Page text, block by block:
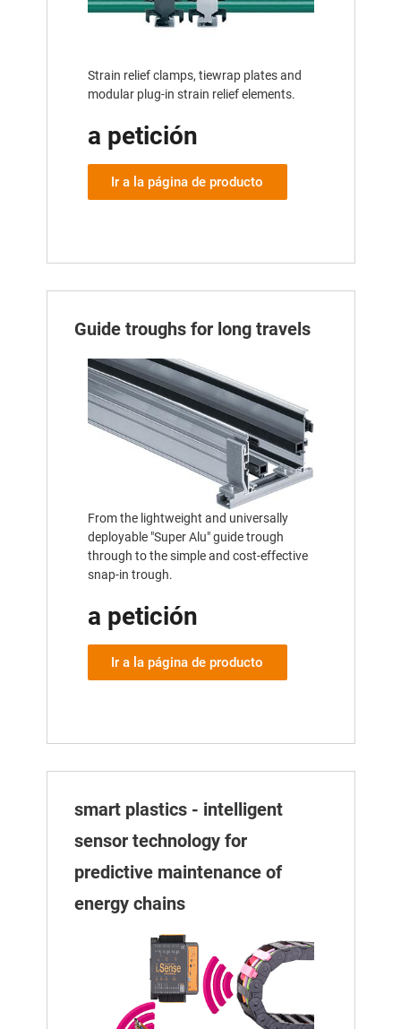
Strain relief clamps, tiewrap plates and
modular plug-in strain relief elements.
a petición
Ir a la página de producto
Guide troughs for long travels
From the lightweight and universally
deployable "Super Alu" guide trough
through to the simple and cost-effective
snap-in trough.
a petición
Ir a la página de producto
smart plastics - intelligent
sensor technology for
predictive maintenance of
energy chains